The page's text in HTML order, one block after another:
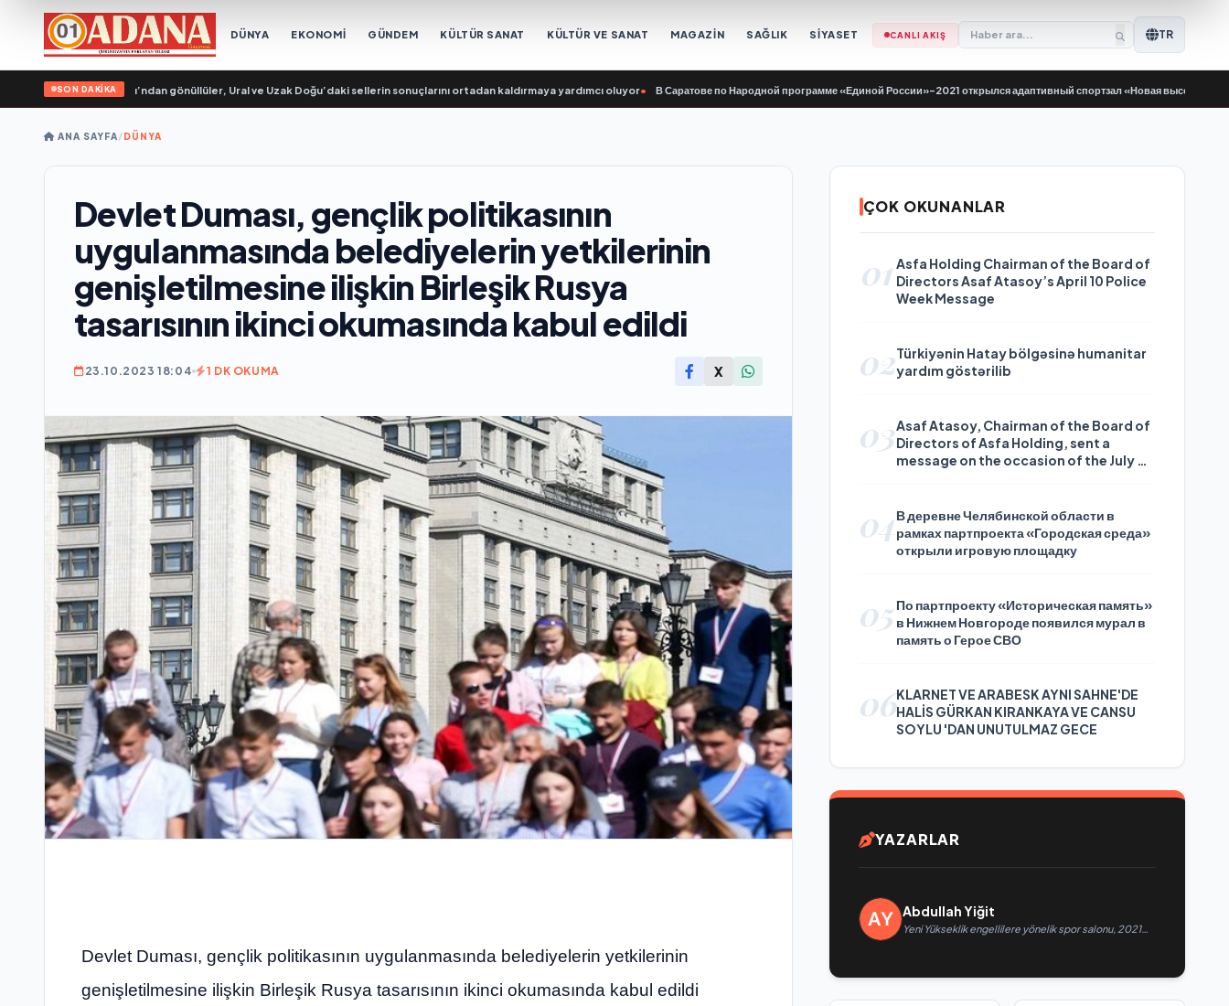
DÜNYA EKONOMİ GÜNDEM KÜLTÜR SANAT KÜLTÜR VE SANAT MAGAZİN SAĞLIK SİYASET CANLI AKIŞ TR
SON DAKİKA
Genç Muhafızları’ndan gönüllüler, Ural ve Uzak Doğu’daki sellerin sonuçlarını ortadan kaldırmaya yardımcı oluyor• В Саратове по Народной программе «Единой России»-2021 открылся адаптивный спортзал «Новая высота»•
ANA SAYFA/DÜNYA
Devlet Duması, gençlik politikasının
uygulanmasında belediyelerin yetkilerinin
genişletilmesine ilişkin Birleşik Rusya
tasarısının ikinci okumasında kabul edildi
23.10.2023 18:04 1 DK OKUMA X
Devlet Duması, gençlik politikasının uygulanmasında belediyelerin yetkilerinin
genişletilmesine ilişkin Birleşik Rusya tasarısının ikinci okumasında kabul edildi
ÇOK OKUNANLAR
01 Asfa Holding Chairman of the Board of
Directors Asaf Atasoy’s April 10 Police
Week Message
02Türkiyənin Hatay bölgəsinə humanitar
yardım göstərilib
03Asaf Atasoy, Chairman of the Board of
Directors of Asfa Holding, sent a
message on the occasion of the July 24
04В деревне Челябинской области в
рамках партпроекта «Городская среда»
открыли игровую площадку
05 По партпроекту «Историческая память»
в Нижнем Новгороде появился мурал в
память о Герое СВО
06KLARNET VE ARABESK AYNI SAHNE'DE
HALİS GÜRKAN KIRANKAYA VE CANSU
SOYLU 'DAN UNUTULMAZ GECE
YAZARLAR
Abdullah Yiğit
Yeni Yükseklik engellilere yönelik spor salonu, 2021